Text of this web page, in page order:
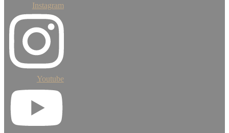
Instagram
Youtube